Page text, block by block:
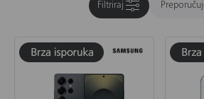
Filtriraj